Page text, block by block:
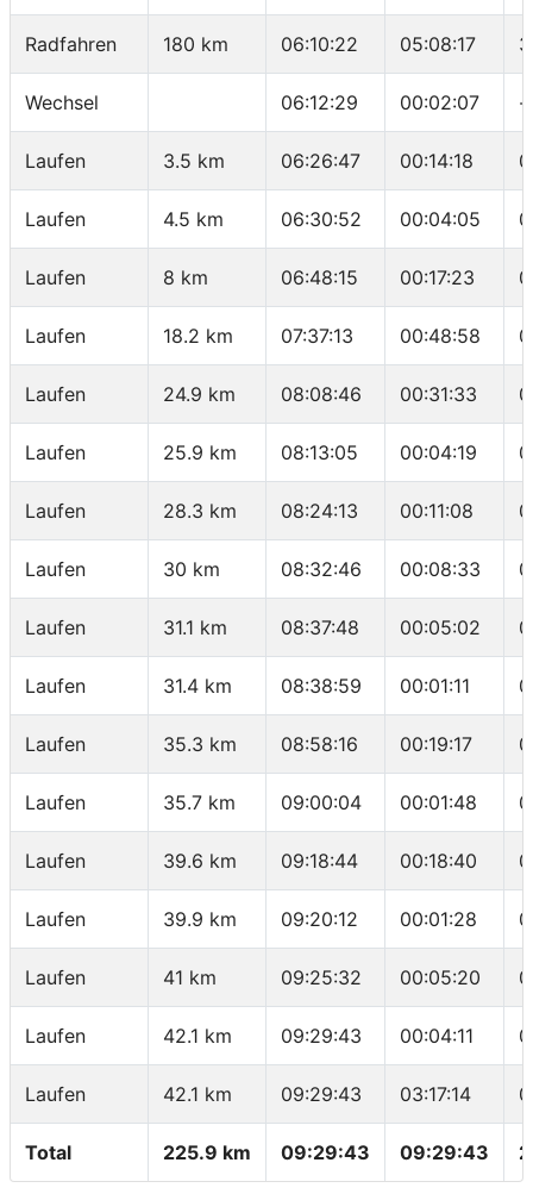
Radfahren 180 km 06:10:22 05:08:17
Wechsel 06:12:29 00:02:07 -
Laufen 3.5 km 06:26:47 00:14:18
Laufen 4.5 km 06:30:52 00:04:05
Laufen 8 km 06:48:15 00:17:23
Laufen 18.2 km 07:37:13 00:48:58
Laufen 24.9 km 08:08:46 00:31:33
Laufen 25.9 km 08:13:05 00:04:19
Laufen 28.3 km 08:24:13 00:11:08
Laufen 30 km 08:32:46 00:08:33
Laufen 31.1 km 08:37:48 00:05:02
Laufen 31.4 km 08:38:59 00:01:11
Laufen 35.3 km 08:58:16 00:19:17
Laufen 35.7 km 09:00:04 00:01:48
Laufen 39.6 km 09:18:44 00:18:40
Laufen 39.9 km 09:20:12 00:01:28
Laufen 41 km 09:25:32 00:05:20
Laufen 42.1 km 09:29:43 00:04:11
Laufen 42.1 km 09:29:43 03:17:14
Total 225.9 km 09:29:43 09:29:43